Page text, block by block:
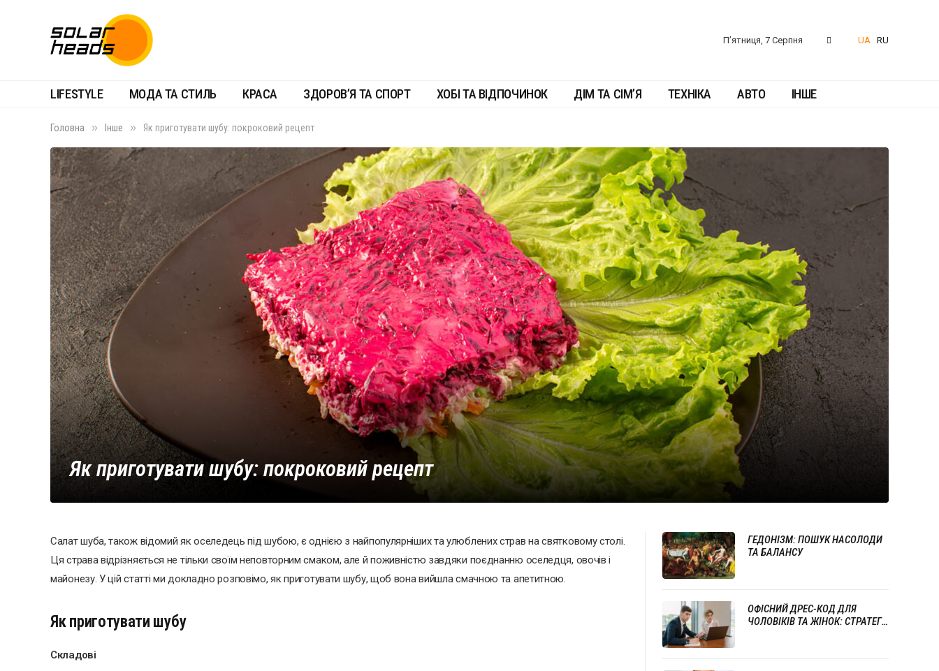
П’ятниця, 7 Серпня UA RU
LIFESTYLE МОДА ТА СТИЛЬ КРАСА ЗДОРОВ’Я ТА СПОРТ ХОБІ ТА ВІДПОЧИНОК ДІМ ТА СІМ’Я ТЕХНІКА АВТО ІНШЕ
Головна » Інше » Як приготувати шубу: покроковий рецепт
Як приготувати шубу: покроковий рецепт
Салат шуба, також відомий як оселедець під шубою, є однією з найпопулярніших та улюблених страв на святковому столі.
Ця страва відрізняється не тільки своїм неповторним смаком, але й поживністю завдяки поєднанню оселедця, овочів і
майонезу. У цій статті ми докладно розповімо, як приготувати шубу, щоб вона вийшла смачною та апетитною.
Як приготувати шубу
Складові
ГЕДОНІЗМ: ПОШУК НАСОЛОДИ
ТА БАЛАНСУ
ОФІСНИЙ ДРЕС-КОД ДЛЯ
ЧОЛОВІКІВ ТА ЖІНОК: СТРАТЕГІЇ